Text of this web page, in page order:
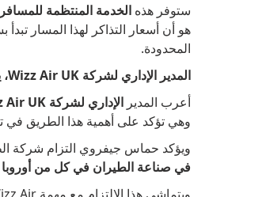
ستوفر هذه الخدمة المنتظمة
هو أن أسعار التذاكر لهذا المسار
المحدودة.
المدير الإداري لشركة Wizz Air UK، يعرب عن حماسه
أعرب المدير الإداري لشركة Wizz Air UK
وهي تؤكد على أهمية هذا الطريق في
ويؤكد حماس جيفروي التزام شركة
في صناعة الطيران في كل من